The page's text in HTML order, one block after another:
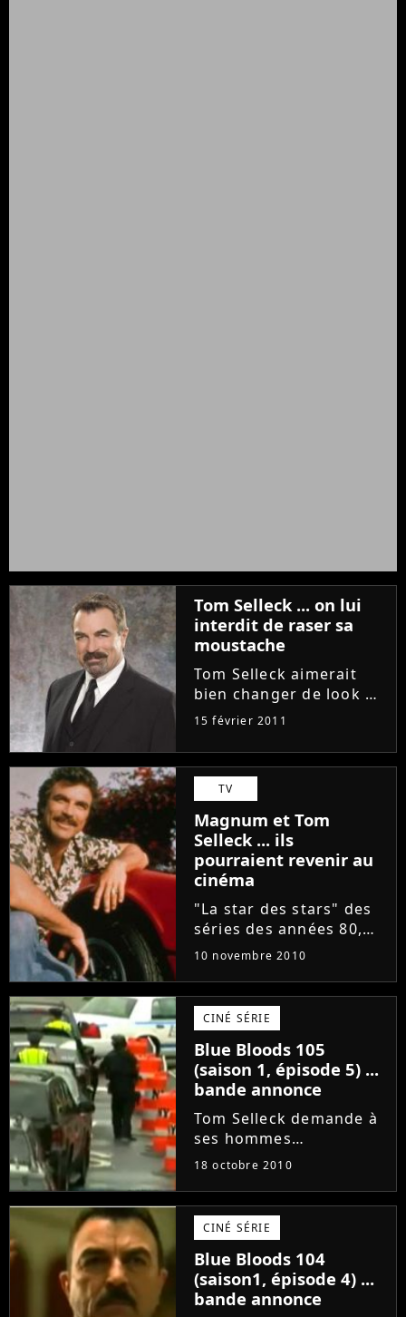
Tom Selleck ... on lui
interdit de raser sa
moustache
Tom Selleck aimerait
bien changer de look et
raser sa moustache,
formellement. Purefans
News by Adobuzz vous
explique tout. Crédit :
NBC Universal Tom...
15 février 2011
TV
Magnum et Tom
Selleck ... ils
pourraient revenir au
cinéma
"La star des stars" des
séries des années 80,
Tom Selleck veut
le remake
cinématographique de
la saga Magnum. Les
détails sur Purefans
News by Adobuzz.
Crédit...
10 novembre 2010
CINÉ SÉRIE
Blue Bloods 105
(saison 1, épisode 5) ...
bande annonce
Tom Selleck demande à
ses hommes
d'intervenir sur une
l'épisode 105 de Blue
Bloods - Saison 1. La
preuve avec la bande
annonce de l'épisode,
diffusé vendredi 22...
18 octobre 2010
CINÉ SÉRIE
Blue Bloods 104
(saison1, épisode 4) ...
bande annonce